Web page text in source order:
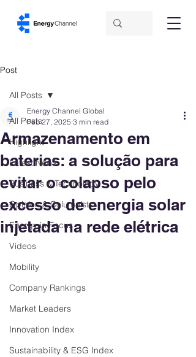
Post
All Posts
Highlight
Latest News
Business & Technology
Opinion & Columnists
Energy in Focus
Videos
Mobility
Company Rankings
Market Leaders
Innovation Index
Sustainability & ESG Index
All Posts
Armazenamento em
baterias: a solução para
evitar o colapso pelo
excesso de energia solar
injetada na rede elétrica
Energy Channel Global
Feb 27, 2025 3 min read